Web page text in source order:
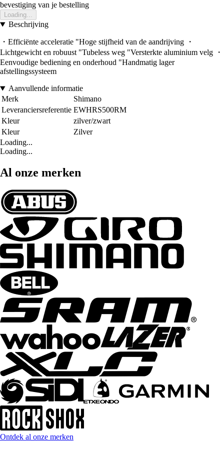
bevestiging van je bestelling
Loading...
Beschrijving
・Efficiënte acceleratie "Hoge stijfheid van de aandrijving ・
Lichtgewicht en robuust "Tubeless weg "Versterkte aluminium velg ・
Eenvoudige bediening en onderhoud "Handmatig lager
afstellingssysteem
Aanvullende informatie
Merk
Shimano
Leveranciersreferentie EWHRS500RM
Kleur
zilver/zwart
Kleur
Zilver
Loading...
Loading...
Al onze merken
Ontdek al onze merken